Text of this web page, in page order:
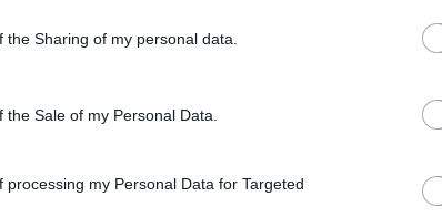
the Sharing of my personal data.
Sale of my Personal Data.
processing my Personal Data for Targeted
kde dochádza k osobnému kontaktu personálu s